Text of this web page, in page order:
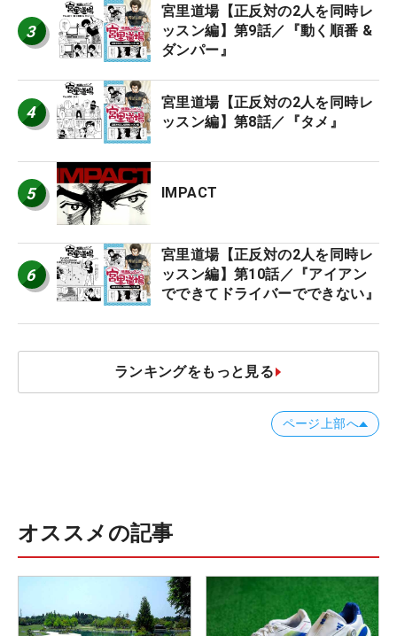
3
宮里道場【正反対の2人を同時レ
ッスン編】第9話／『動く順番 &
ダンパー』
4
宮里道場【正反対の2人を同時レ
ッスン編】第8話／『タメ』
5 IMPACT
6
宮里道場【正反対の2人を同時レ
ッスン編】第10話／『アイアン
でできてドライバーでできない』
ランキングをもっと見る
ページ上部へ
オススメの記事